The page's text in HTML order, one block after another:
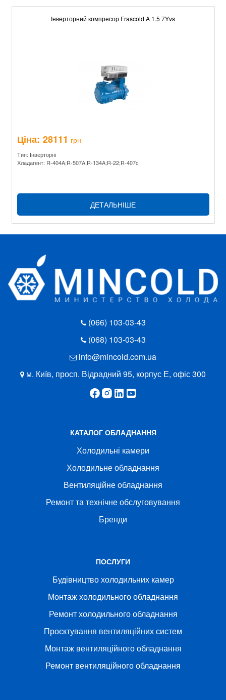
Інверторний компресор Frascold A 1.5 7Yvs
Ціна: 28111 грн
Тип: Інверторні
Хладагент: R-404A;R-507A;R-134A;R-22;R-407c
ДЕТАЛЬНІШЕ
(066) 103-03-43
(068) 103-03-43
info@mincold.com.ua
м. Київ, просп. Відрадний 95, корпус Е, офіс 300
КАТАЛОГ ОБЛАДНАННЯ
Холодильні камери
Холодильне обладнання
Вентиляційне обладнання
Ремонт та технічне обслуговування
Бренди
ПОСЛУГИ
Будівництво холодильних камер
Монтаж холодильного обладнання
Ремонт холодильного обладнання
Проєктування вентиляційних систем
Монтаж вентиляційного обладнання
Ремонт вентиляційного обладнання